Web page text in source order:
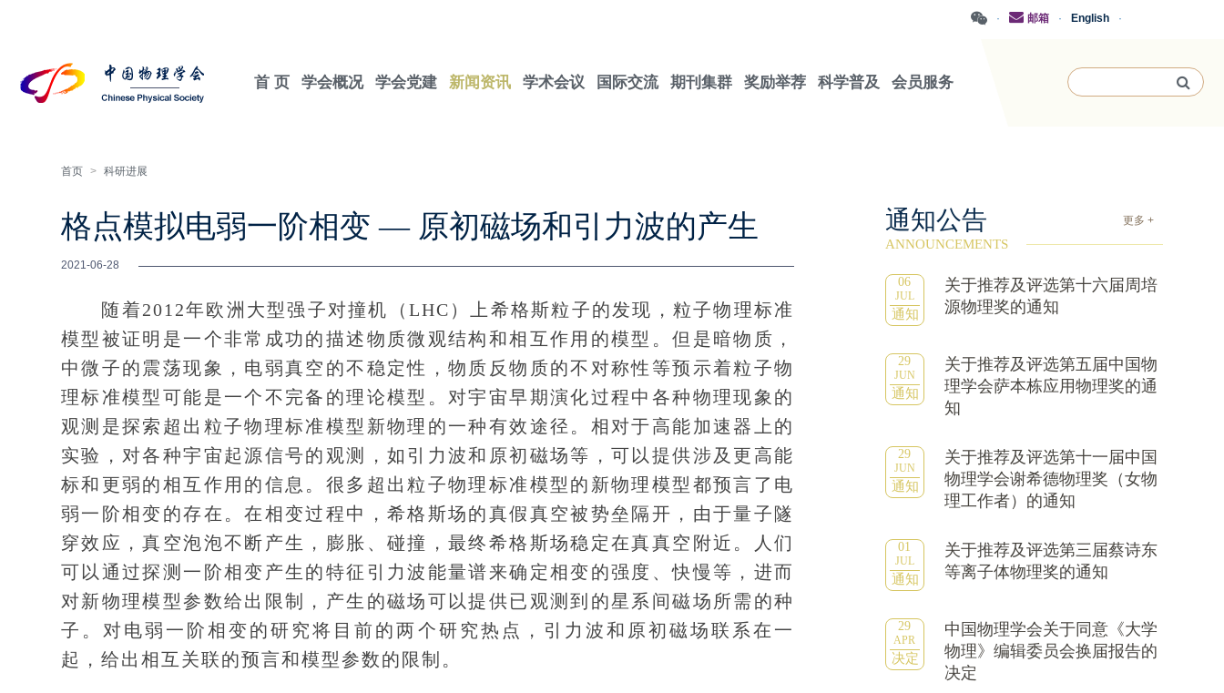
·
English
·
邮箱
·
首 页 学会概况 学会党建 新闻资讯 学术会议 国际交流 期刊集群 奖励举荐 科学普及 会员服务
首页 > 科研进展
格点模拟电弱一阶相变 — 原初磁场和引力波的产生
2021-06-28
随着2012年欧洲大型强子对撞机（LHC）上希格斯粒子的发现，粒子物理标准
模型被证明是一个非常成功的描述物质微观结构和相互作用的模型。但是暗物质，
中微子的震荡现象，电弱真空的不稳定性，物质反物质的不对称性等预示着粒子物
理标准模型可能是一个不完备的理论模型。对宇宙早期演化过程中各种物理现象的
观测是探索超出粒子物理标准模型新物理的一种有效途径。相对于高能加速器上的
实验，对各种宇宙起源信号的观测，如引力波和原初磁场等，可以提供涉及更高能
标和更弱的相互作用的信息。很多超出粒子物理标准模型的新物理模型都预言了电
弱一阶相变的存在。在相变过程中，希格斯场的真假真空被势垒隔开，由于量子隧
穿效应，真空泡泡不断产生，膨胀、碰撞，最终希格斯场稳定在真真空附近。人们
可以通过探测一阶相变产生的特征引力波能量谱来确定相变的强度、快慢等，进而
对新物理模型参数给出限制，产生的磁场可以提供已观测到的星系间磁场所需的种
子。对电弱一阶相变的研究将目前的两个研究热点，引力波和原初磁场联系在一
起，给出相互关联的预言和模型参数的限制。
通知公告 更多 +
ANNOUNCEMENTS
06
JUL
通知
关于推荐及评选第十六届周培
源物理奖的通知
29
JUN
通知
关于推荐及评选第五届中国物
理学会萨本栋应用物理奖的通
知
29
JUN
通知
关于推荐及评选第十一届中国
物理学会谢希德物理奖（女物
理工作者）的通知
01
JUL
通知
关于推荐及评选第三届蔡诗东
等离子体物理奖的通知
29
APR
决定
中国物理学会关于同意《大学
物理》编辑委员会换届报告的
决定